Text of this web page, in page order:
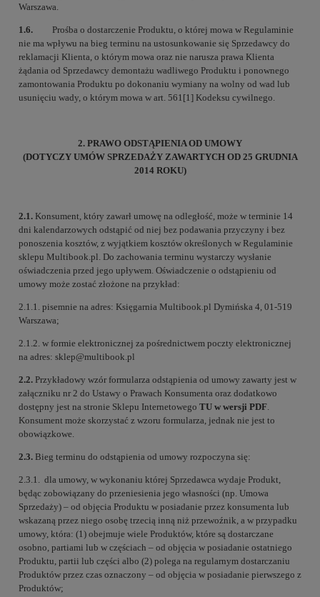
Warszawa.
1.6. Prośba o dostarczenie Produktu, o której mowa w Regulaminie
nie ma wpływu na bieg terminu na ustosunkowanie się Sprzedawcy do
reklamacji Klienta, o którym mowa oraz nie narusza prawa Klienta
żądania od Sprzedawcy demontażu wadliwego Produktu i ponownego
zamontowania Produktu po dokonaniu wymiany na wolny od wad lub
usunięciu wady, o którym mowa w art. 561[1] Kodeksu cywilnego.
2. PRAWO ODSTĄPIENIA OD UMOWY
(DOTYCZY UMÓW SPRZEDAŻY ZAWARTYCH OD 25 GRUDNIA
2014 ROKU)
2.1. Konsument, który zawarł umowę na odległość, może w terminie 14
dni kalendarzowych odstąpić od niej bez podawania przyczyny i bez
ponoszenia kosztów, z wyjątkiem kosztów określonych w Regulaminie
sklepu Multibook.pl. Do zachowania terminu wystarczy wysłanie
oświadczenia przed jego upływem. Oświadczenie o odstąpieniu od
umowy może zostać złożone na przykład:
2.1.1. pisemnie na adres: Księgarnia Multibook.pl Dymińska 4, 01-519
Warszawa;
2.1.2. w formie elektronicznej za pośrednictwem poczty elektronicznej
na adres: sklep@multibook.pl
2.2. Przykładowy wzór formularza odstąpienia od umowy zawarty jest w
załączniku nr 2 do Ustawy o Prawach Konsumenta oraz dodatkowo
dostępny jest na stronie Sklepu Internetowego TU w wersji PDF
Konsument może skorzystać z wzoru formularza, jednak nie jest to
obowiązkowe.
2.3. Bieg terminu do odstąpienia od umowy rozpoczyna się:
2.3.1. dla umowy, w wykonaniu której Sprzedawca wydaje Produkt,
będąc zobowiązany do przeniesienia jego własności (np. Umowa
Sprzedaży) – od objęcia Produktu w posiadanie przez konsumenta lub
wskazaną przez niego osobę trzecią inną niż przewoźnik, a w przypadku
umowy, która: (1) obejmuje wiele Produktów, które są dostarczane
osobno, partiami lub w częściach – od objęcia w posiadanie ostatniego
Produktu, partii lub części albo (2) polega na regularnym dostarczaniu
Produktów przez czas oznaczony – od objęcia w posiadanie pierwszego z
Produktów;